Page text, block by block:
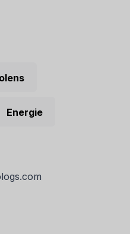
Energie